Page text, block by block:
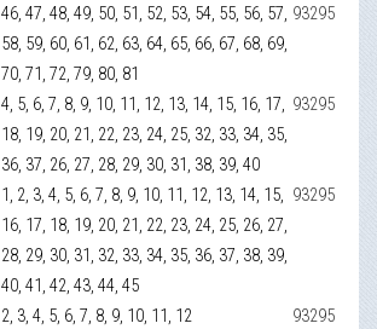
46, 47, 48, 49, 50, 51, 52, 53, 54, 55, 56, 57,
58, 59, 60, 61, 62, 63, 64, 65, 66, 67, 68, 69,
70, 71, 72, 79, 80, 81
93295
4, 5, 6, 7, 8, 9, 10, 11, 12, 13, 14, 15, 16, 17,
18, 19, 20, 21, 22, 23, 24, 25, 32, 33, 34, 35,
36, 37, 26, 27, 28, 29, 30, 31, 38, 39, 40
93295
1, 2, 3, 4, 5, 6, 7, 8, 9, 10, 11, 12, 13, 14, 15,
16, 17, 18, 19, 20, 21, 22, 23, 24, 25, 26, 27,
28, 29, 30, 31, 32, 33, 34, 35, 36, 37, 38, 39,
40, 41, 42, 43, 44, 45
93295
2, 3, 4, 5, 6, 7, 8, 9, 10, 11, 12
93295